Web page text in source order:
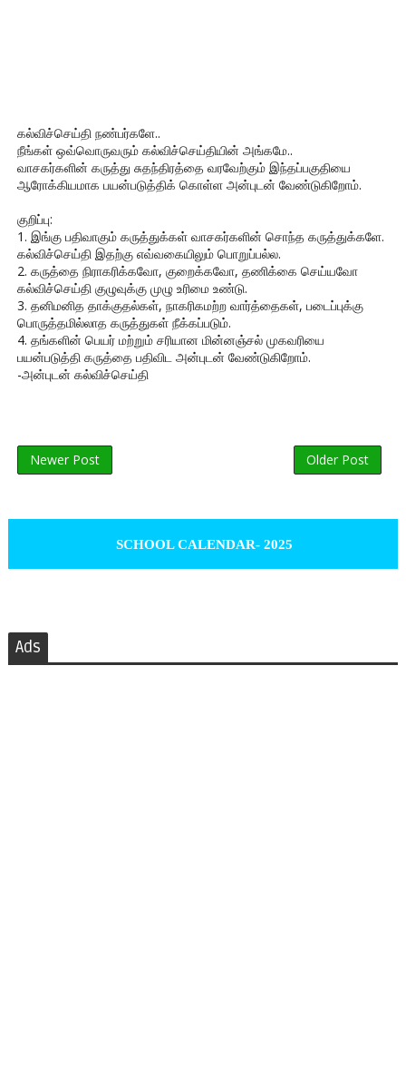
கல்விச்செய்தி நண்பர்களே..
நீங்கள் ஒவ்வொருவரும் கல்விச்செய்தியின் அங்கமே..
வாசகர்களின் கருத்து சுதந்திரத்தை வரவேற்கும் இந்தப்பகுதியை
ஆரோக்கியமாக பயன்படுத்திக் கொள்ள அன்புடன் வேண்டுகிறோம்.
குறிப்பு:
1. இங்கு பதிவாகும் கருத்துக்கள் வாசகர்களின் சொந்த கருத்துக்களே.
கல்விச்செய்தி இதற்கு எவ்வகையிலும் பொறுப்பல்ல.
2. கருத்தை நிராகரிக்கவோ, குறைக்கவோ, தணிக்கை செய்யவோ
கல்விச்செய்தி குழுவுக்கு முழு உரிமை உண்டு.
3. தனிமனித தாக்குதல்கள், நாகரிகமற்ற வார்த்தைகள், படைப்புக்கு
பொருத்தமில்லாத கருத்துகள் நீக்கப்படும்.
4. தங்களின் பெயர் மற்றும் சரியான மின்னஞ்சல் முகவரியை
பயன்படுத்தி கருத்தை பதிவிட அன்புடன் வேண்டுகிறோம்.
-அன்புடன் கல்விச்செய்தி
Newer Post Older Post
SCHOOL CALENDAR- 2025
Ads